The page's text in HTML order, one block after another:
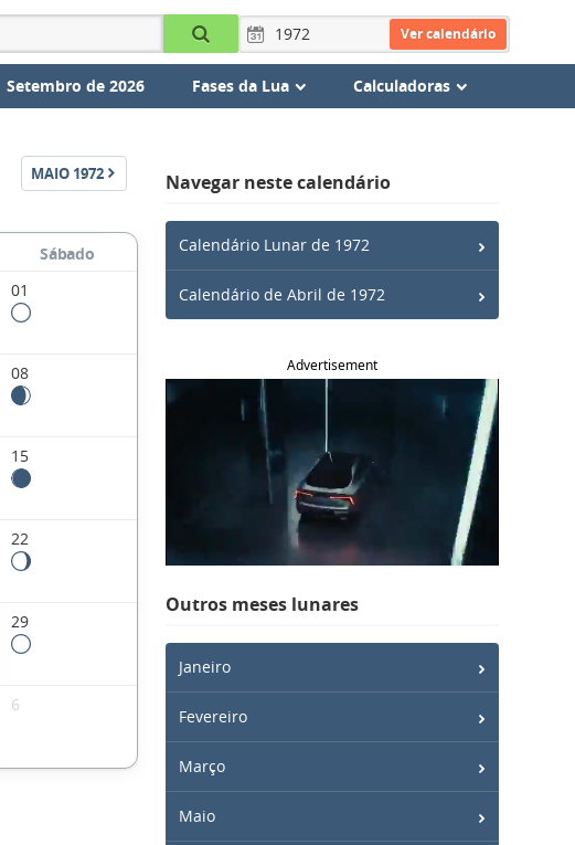
Ver calendário
Setembro de 2026 Fases da Lua Calculadoras
MAIO 1972
Sábado
01
08
15
22
29
6
Navegar neste calendário
Calendário Lunar de 1972
Calendário de Abril de 1972
Advertisement
Outros meses lunares
Janeiro
Fevereiro
Março
Maio